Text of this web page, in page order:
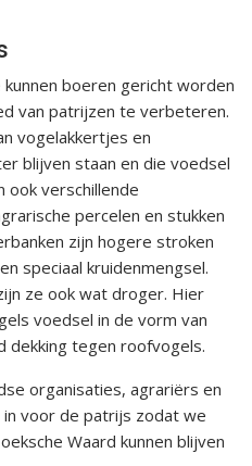
boeren gericht worden
van patrijzen te verbeteren.
vogelakkertjes en
blijven staan en die voedsel
ook verschillende
percelen en stukken
zijn hogere stroken
speciaal kruidenmengsel.
ze ook wat droger. Hier
voedsel in de vorm van
dekking tegen roofvogels.
organisaties, agrariërs en
voor de patrijs zodat we
Waard kunnen blijven